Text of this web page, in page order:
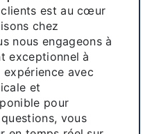
est au cœur
chez
nous engageons à
exceptionnel à
avec
et
pour
vous